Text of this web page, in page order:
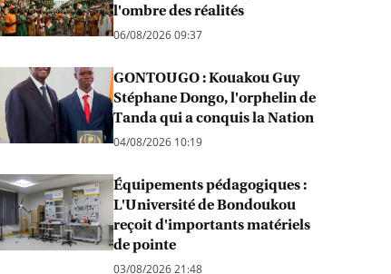
l'ombre des réalités
06/08/2026 09:37
GONTOUGO : Kouakou Guy
Stéphane Dongo, l'orphelin de
Tanda qui a conquis la Nation
04/08/2026 10:19
Équipements pédagogiques :
L'Université de Bondoukou
reçoit d'importants matériels
de pointe
03/08/2026 21:48